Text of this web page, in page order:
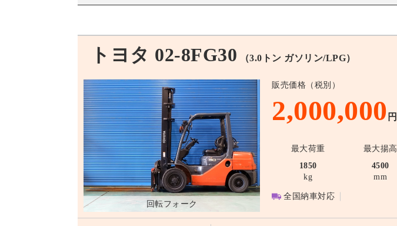
トヨタ 02-8FG30 （3.0トン ガソリン/LPG）
回転フォーク
販売価格（税別）
2,000,000 円
最大荷重 最大揚高
1850
kg
4500
mm
全国納車対応